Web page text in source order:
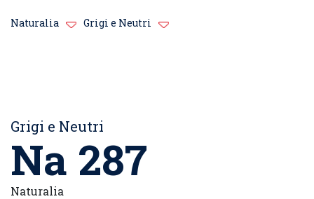
Naturalia Grigi e Neutri
Grigi e Neutri
Na 287
Naturalia